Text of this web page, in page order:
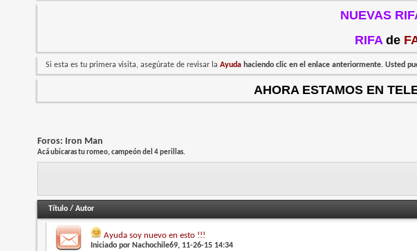
NUEVAS
RIFA de
Si esta es tu primera visita, asegúrate de revisar la Ayuda haciendo clic en el enlace anteriormente. Usted
AHORA ESTAMOS EN
Foros: Iron Man
Acá ubicaras tu romeo, campeón del 4 perillas.
Título/ Autor
Ayuda soy nuevo en esto !!!
Iniciado por Nachochile69, 11-26-15 14:34